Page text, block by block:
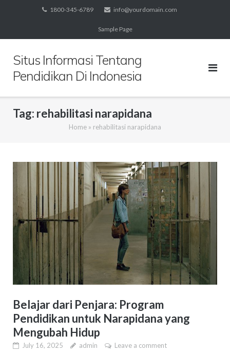
1800-345-6789 info@yourdomain.com
Sample Page
Situs Informasi Tentang
Pendidikan Di Indonesia
Tag: rehabilitasi narapidana
Home » rehabilitasi narapidana
Belajar dari Penjara: Program
Pendidikan untuk Narapidana yang
Mengubah Hidup
July 16, 2025 admin Leave a comment